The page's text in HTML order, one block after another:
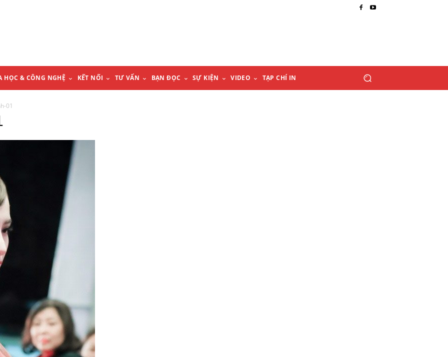
HỌC & CÔNG NGHỆ KẾT NỐI TƯ VẤN BẠN ĐỌC SỰ KIỆN VIDEO TẠP CHÍ IN
01